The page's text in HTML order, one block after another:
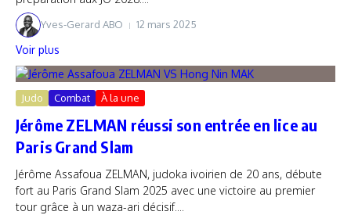
Yves-Gerard ABO 12 mars 2025
Voir plus
Judo Combat À la une
Jérôme ZELMAN réussi son entrée en lice au
Paris Grand Slam
Jérôme Assafoua ZELMAN, judoka ivoirien de 20 ans, débute
fort au Paris Grand Slam 2025 avec une victoire au premier
tour grâce à un waza-ari décisif....